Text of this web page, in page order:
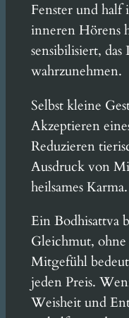
Fenster und half
inneren Hörens
sensibilisiert,
wahrzunehmen.
Selbst kleine
Akzeptieren
Reduzieren
Ausdruck von
heilsames Karma.
Ein Bodhisattva
Gleichmut,
Mitgefühl
jeden Preis.
Weisheit und